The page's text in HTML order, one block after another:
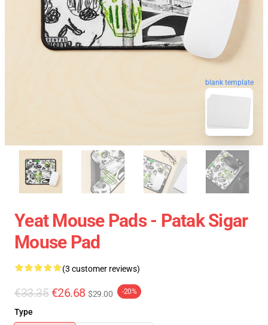
blank template
Yeat Mouse Pads - Patak Sigar
Mouse Pad
(3 customer reviews)
€33.35 €26.68 $29.00 -20%
Type